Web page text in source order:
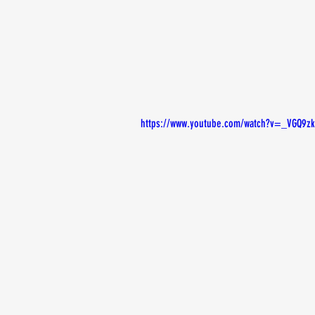
https://www.youtube.com/